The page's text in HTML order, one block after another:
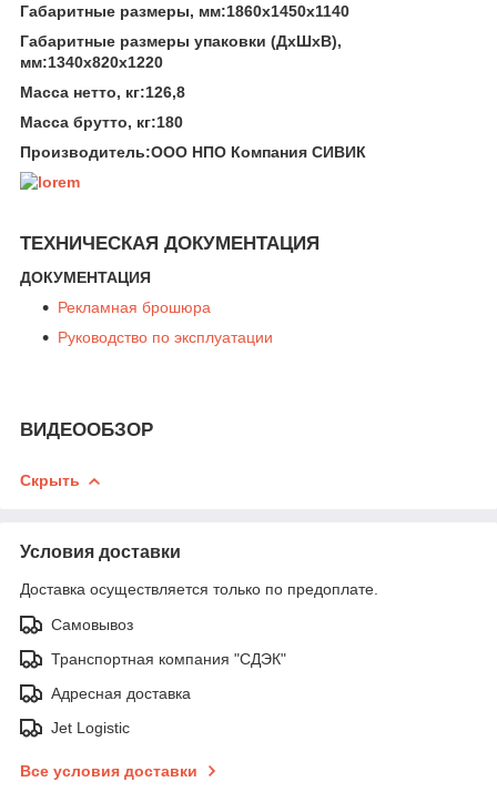
Габаритные размеры, мм:1860х1450х1140
Габаритные размеры упаковки (ДхШхВ),
мм:1340х820х1220
Масса нетто, кг:126,8
Масса брутто, кг:180
Производитель:ООО НПО Компания СИВИК
ТЕХНИЧЕСКАЯ ДОКУМЕНТАЦИЯ
ДОКУМЕНТАЦИЯ
Рекламная брошюра
Руководство по эксплуатации
ВИДЕООБЗОР
Скрыть
Условия доставки
Доставка осуществляется только по предоплате.
Самовывоз
Транспортная компания "СДЭК"
Адресная доставка
Jet Logistic
Все условия доставки